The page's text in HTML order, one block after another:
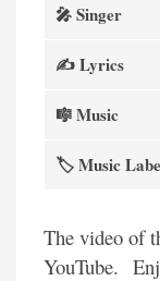
🎤 Singer
✍️ Lyrics
🎼 Music
🏷️ Music
The video of
YouTube.